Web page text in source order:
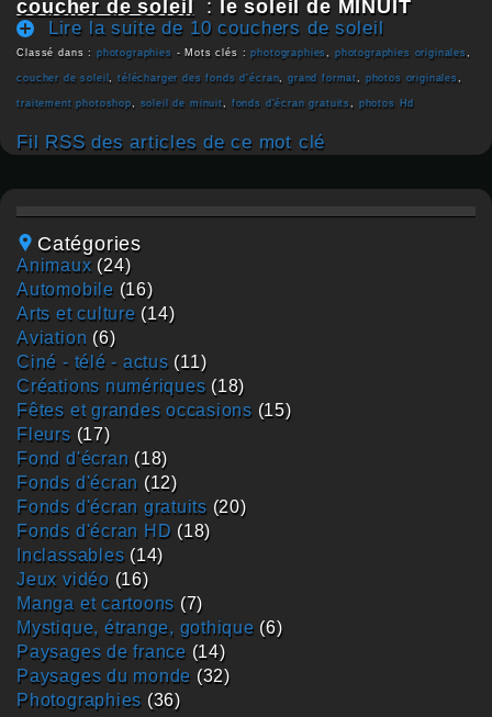
coucher de soleil : le soleil de MINUIT
Lire la suite de 10 couchers de soleil
Classé dans : photographies - Mots clés :photographies, photographies originales,
coucher de soleil,télécharger des fonds d'écran,grand format, photos originales,
traitement photoshop, soleil de minuit, fonds d'écran gratuits, photos Hd
Fil RSS des articles de ce mot clé
Catégories
animaux (24)
automobile (16)
arts et culture (14)
aviation (6)
ciné - télé - actus (11)
créations numériques (18)
fêtes et grandes occasions (15)
fleurs (17)
fond d'écran (18)
fonds d'écran (12)
fonds d'écran gratuits (20)
fonds d'écran HD (18)
inclassables (14)
jeux vidéo (16)
manga et cartoons (7)
mystique, étrange, gothique (6)
paysages de france (14)
paysages du monde (32)
photographies (36)